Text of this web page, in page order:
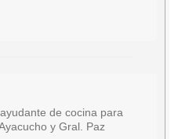
de cocina para
y Gral. Paz